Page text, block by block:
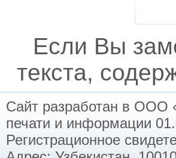
Если Вы
текста,
Сайт разработан в ООО
печати и информации
Регистрационное